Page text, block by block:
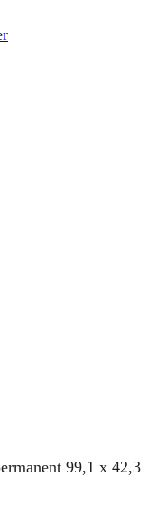
99,1 x 42,3